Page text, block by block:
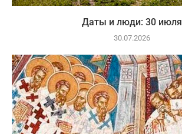
Даты и люди: 30 июля
30.07.2026